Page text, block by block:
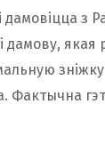
з
дамову,